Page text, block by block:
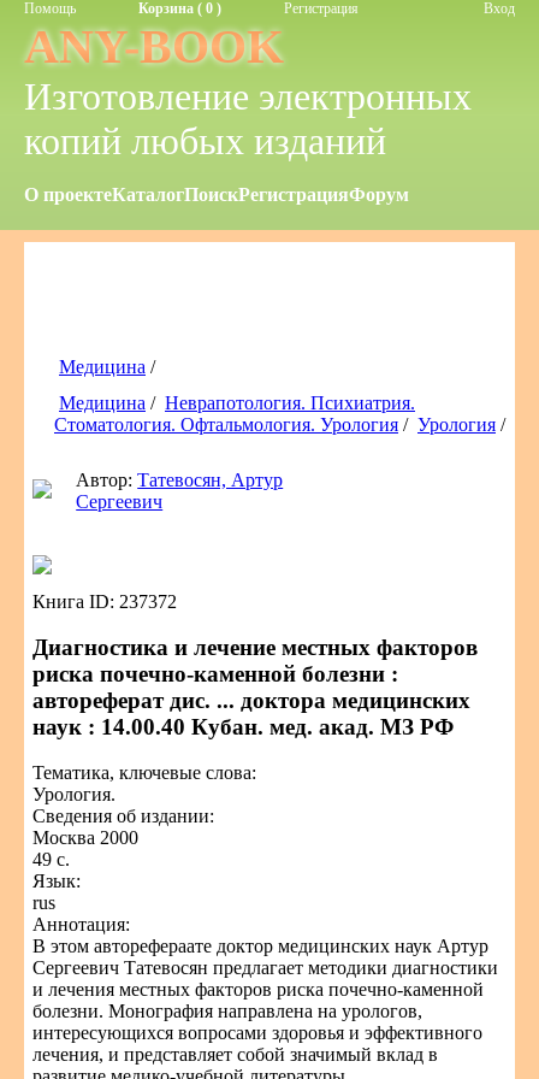
Помощь Корзина ( 0 ) Регистрация Вход
ANY-BOOK
Изготовление электронных
копий любых изданий
О проектеКаталогПоискРегистрацияФорум
Медицина /
Медицина / Неврапотология. Психиатрия.
Стоматология. Офтальмология. Урология / Урология /
Автор:Татевосян, Артур
Сергеевич
Книга ID: 237372
Диагностика и лечение местных факторов
риска почечно-каменной болезни :
автореферат дис. ... доктора медицинских
наук : 14.00.40 Кубан. мед. акад. МЗ РФ
Тематика, ключевые слова:
Урология.
Сведения об издании:
Москва 2000
49 с.
Язык:
rus
Аннотация:
В этом авторефераате доктор медицинских наук Артур
Сергеевич Татевосян предлагает методики диагностики
и лечения местных факторов риска почечно-каменной
болезни. Монография направлена на урологов,
интересующихся вопросами здоровья и эффективного
лечения, и представляет собой значимый вклад в